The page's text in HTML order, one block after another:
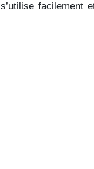
facilement